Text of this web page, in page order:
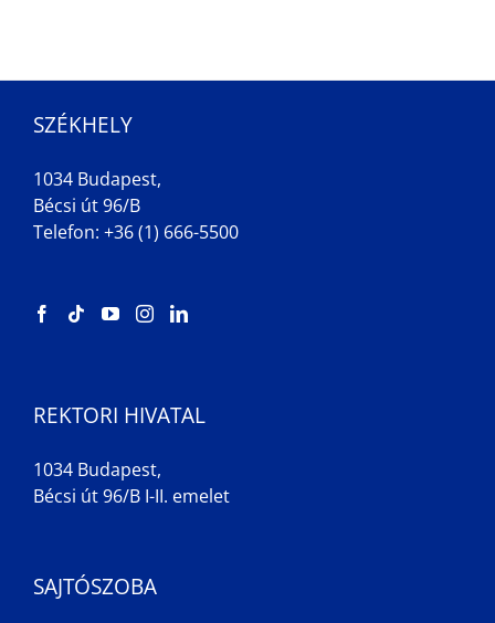
SZÉKHELY
1034 Budapest,
Bécsi út 96/B
Telefon: +36 (1) 666-5500
REKTORI HIVATAL
1034 Budapest,
Bécsi út 96/B I-II. emelet
SAJTÓSZOBA